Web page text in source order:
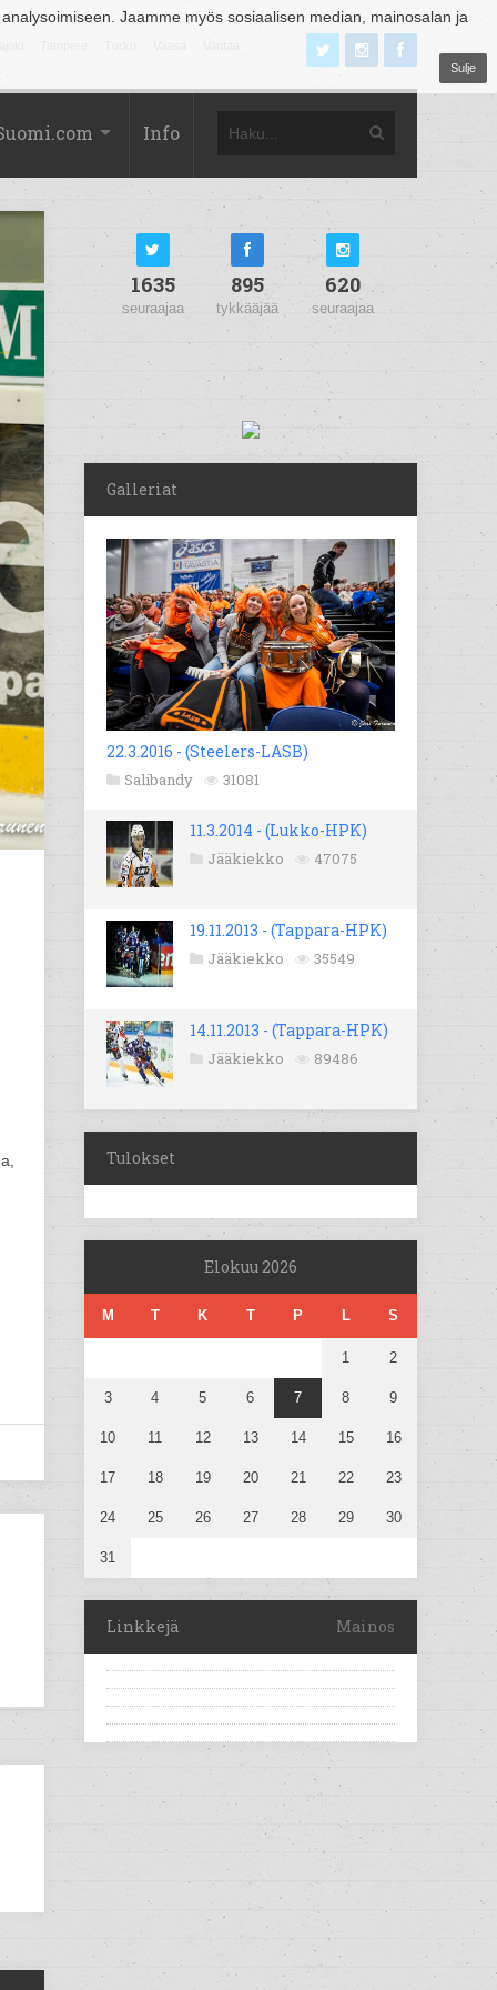
Jaamme myös sosiaalisen median, mainosalan ja
Sulje
Info
1635
seuraajaa
895
tykkääjää
620
seuraajaa
Galleriat
22.3.2016 - (Steelers-LASB)
Salibandy 31081
11.3.2014 - (Lukko-HPK)
Jääkiekko 47075
19.11.2013 - (Tappara-HPK)
Jääkiekko 35549
14.11.2013 - (Tappara-HPK)
Jääkiekko 89486
Tulokset
Elokuu 2026
M T K T P L S
1 2
3 4 5 6 7 8 9
10 11 12 13 14 15 16
17 18 19 20 21 22 23
24 25 26 27 28 29 30
31
Linkkejä Mainos